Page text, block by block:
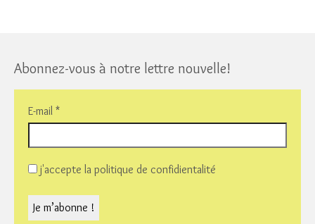
Abonnez-vous à notre lettre nouvelle!
E-mail *
j'accepte la politique de confidientalité